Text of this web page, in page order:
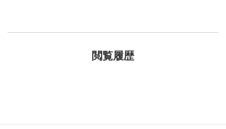
閲覧履歴